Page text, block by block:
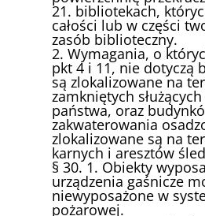
21. bibliotekach,
całości lub w części
zasób biblioteczny.
2. Wymagania, o
pkt 4 i 11, nie dotyczą
są zlokalizowane na
zamkniętych
państwa, oraz
zakwaterowania
zlokalizowane są na
karnych i aresztów
§ 30. 1. Obiekty
urządzenia gaśnicze
niewyposażone w
pożarowej.